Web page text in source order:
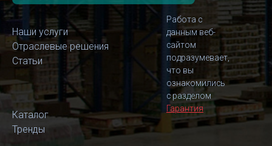
Наши услуги
Отраслевые решения
Статьи
Каталог
Тренды
Работа с
данным веб-
сайтом
подразумевает,
что вы
ознакомились
с разделом
Гарантия